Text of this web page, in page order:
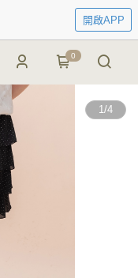
開啟APP
0
1/4